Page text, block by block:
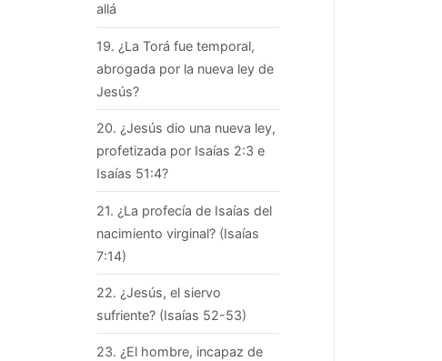
allá
19. ¿La Torá fue temporal,
abrogada por la nueva ley de
Jesús?
20. ¿Jesús dio una nueva ley,
profetizada por Isaías 2:3 e
Isaías 51:4?
21. ¿La profecía de Isaías del
nacimiento virginal? (Isaías
7:14)
22. ¿Jesús, el siervo
sufriente? (Isaías 52-53)
23. ¿El hombre, incapaz de